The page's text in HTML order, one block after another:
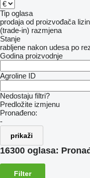
Tip oglasa
prodaja od proizvođača
(trade-in) razmjena
Stanje
rabljene nakon udesa po
Godina proizvodnje
Agroline ID
Nedostaju filtri?
Predložite izmjenu
Pronađeno:
-
prikaži
16300 oglasa:
Filter